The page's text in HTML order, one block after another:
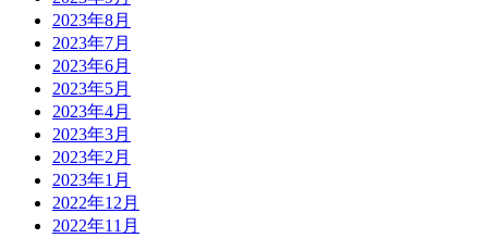
2023年8月
2023年7月
2023年6月
2023年5月
2023年4月
2023年3月
2023年2月
2023年1月
2022年12月
2022年11月